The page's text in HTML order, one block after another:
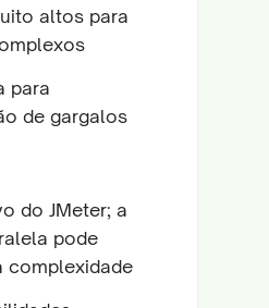
altos para
para
de gargalos
do JMeter; a
pode
complexidade